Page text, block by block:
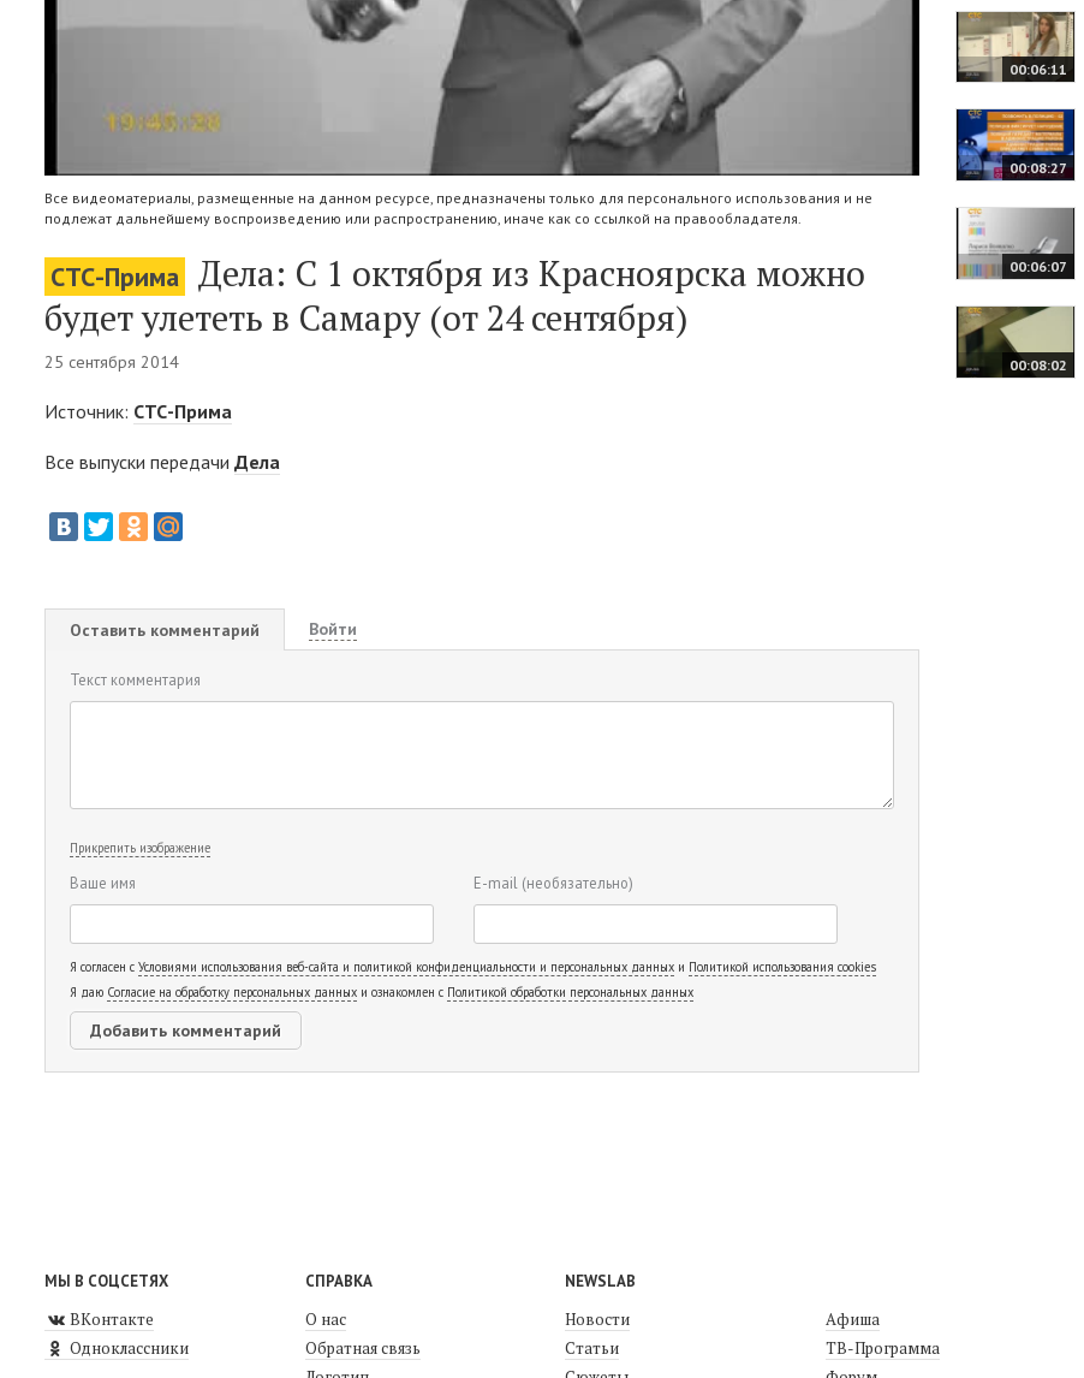
Все видеоматериалы, размещенные на данном ресурсе, предназначены только для персонального использования и не
подлежат дальнейшему воспроизведению или распространению, иначе как со ссылкой на правообладателя.
СТС-Прима Дела: С 1 октября из Красноярска можно
будет улететь в Самару (от 24 сентября)
25 сентября 2014
Источник: СТС-Прима
Все выпуски передачи Дела
Оставить комментарий Войти
Текст комментария
Прикрепить изображение
Ваше имя E-mail (необязательно)
Я согласен с Условиями использования веб-сайта и политикой конфиденциальности и персональных данных и Политикой использования cookies
Я даю Согласие на обработку персональных данных и ознакомлен с Политикой обработки персональных данных
00:06:11
00:08:27
00:06:07
00:08:02
МЫ В СОЦСЕТЯХ
ВКонтакте
Одноклассники
СПРАВКА
О нас
Обратная связь
NEWSLAB
Новости
Статьи
Афиша
ТВ-Программа